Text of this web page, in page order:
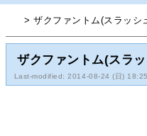
> ザクファントム(スラッシ
ザクファントム(スラ
Last-modified: 2014-08-24 (日)